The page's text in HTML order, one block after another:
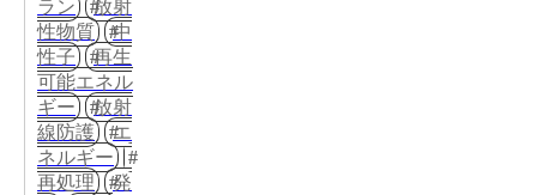
ラン
放射
性物質
中
性子
再生
可能エネル
ギー
放射
線防護
エ
ネルギー
再処理
発